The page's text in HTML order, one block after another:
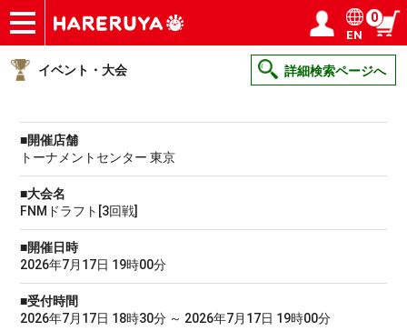
ショップ
買取
記事
デッキ検索
デッキ構築
選手一覧
店舗一覧
イベント
ヘルプ
お問い合わせ ログイン／会員登録
EN
0
イベント・大会 詳細検索ページへ
■開催店舗
トーナメントセンター 東京
■大会名
FNMドラフト[3回戦]
■開催日時
2026年7月17日 19時00分
■受付時間
2026年7月17日 18時30分 ～ 2026年7月17日 19時00分